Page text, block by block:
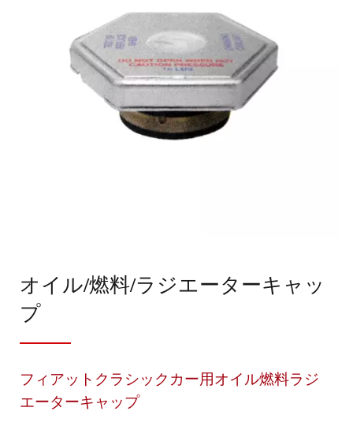
オイル/燃料/ラジエーターキャッ
プ
フィアットクラシックカー用オイル燃料ラジ
エーターキャップ